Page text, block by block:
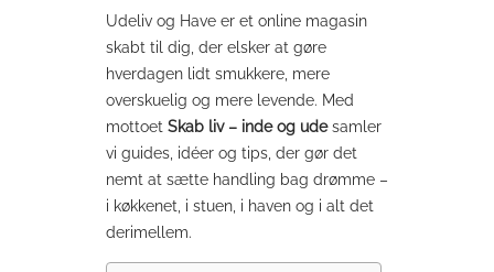
Udeliv og Have er et online magasin
skabt til dig, der elsker at gøre
hverdagen lidt smukkere, mere
overskuelig og mere levende. Med
mottoet Skab liv – inde og udesamler
vi guides, idéer og tips, der gør det
nemt at sætte handling bag drømme –
i køkkenet, i stuen, i haven og i alt det
derimellem.